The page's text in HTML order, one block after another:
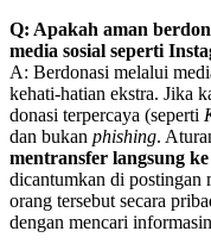
Q: Apakah aman
media sosial seperti
A: Berdonasi melalui
kehati-hatian ekstra. Jika
donasi terpercaya (seperti
dan bukan phishing.
mentransfer langsung
dicantumkan di postingan
orang tersebut secara
dengan mencari